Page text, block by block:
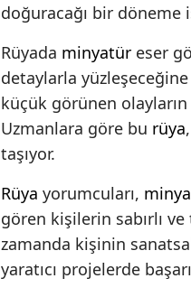
doğuracağı bir döneme
Rüyada minyatür eser
detaylarla
küçük görünen
Uzmanlara göre bu rüya
taşıyor.
Rüya yorumcuları,
gören kişilerin sabırlı
zamanda kişinin
yaratıcı projelerde